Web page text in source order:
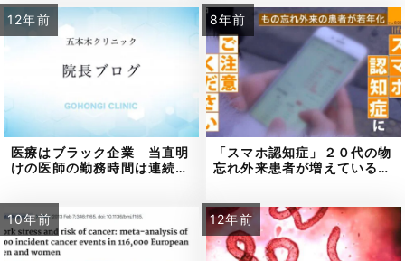
12年前
医療はブラック企業 当直明
けの医師の勤務時間は連続…
8年前
「スマホ認知症」２０代の物
忘れ外来患者が増えている…
10年前 12年前